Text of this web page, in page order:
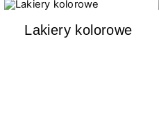
Lakiery kolorowe